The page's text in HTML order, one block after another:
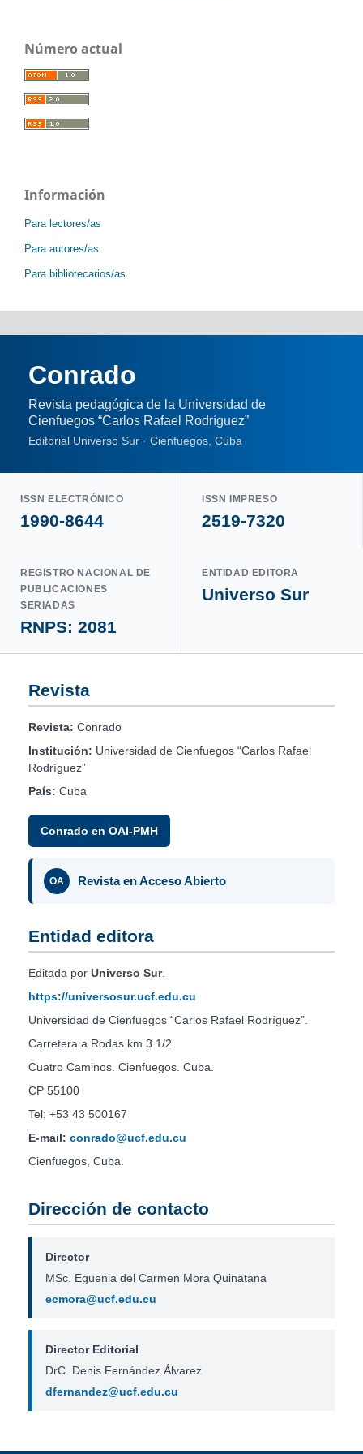
Número actual
Información
Para lectores/as
Para autores/as
Para bibliotecarios/as
Conrado
Revista pedagógica de la Universidad de
Cienfuegos “Carlos Rafael Rodríguez”
Editorial Universo Sur · Cienfuegos, Cuba
ISSN ELECTRÓNICO
1990-8644
ISSN IMPRESO
2519-7320
REGISTRO NACIONAL DE
PUBLICACIONES
SERIADAS
RNPS: 2081
ENTIDAD EDITORA
Universo Sur
Revista
Revista: Conrado
Institución: Universidad de Cienfuegos “Carlos Rafael
Rodríguez”
País: Cuba
Conrado en OAI-PMH
OA Revista en Acceso Abierto
Entidad editora
Editada por Universo Sur.
https://universosur.ucf.edu.cu
Universidad de Cienfuegos “Carlos Rafael Rodríguez”.
Carretera a Rodas km 3 1/2.
Cuatro Caminos. Cienfuegos. Cuba.
CP 55100
Tel: +53 43 500167
E-mail: conrado@ucf.edu.cu
Cienfuegos, Cuba.
Dirección de contacto
Director
MSc. Eguenia del Carmen Mora Quinatana
ecmora@ucf.edu.cu
Director Editorial
DrC. Denis Fernández Álvarez
dfernandez@ucf.edu.cu